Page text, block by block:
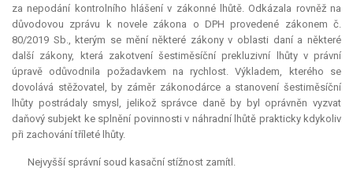
za nepodání kontrolního hlášení v zákonné lhůtě. Odkázala rovněž na
důvodovou zprávu k novele zákona o DPH provedené zákonem č.
80/2019 Sb., kterým se mění některé zákony v oblasti daní a některé
další zákony, která zakotvení šestiměsíční prekluzivní lhůty v právní
úpravě odůvodnila požadavkem na rychlost. Výkladem, kterého se
dovolává stěžovatel, by záměr zákonodárce a stanovení šestiměsíční
lhůty postrádaly smysl, jelikož správce daně by byl oprávněn vyzvat
daňový subjekt ke splnění povinnosti v náhradní lhůtě prakticky kdykoliv
při zachování tříleté lhůty.
Nejvyšší správní soud kasační stížnost zamítl.